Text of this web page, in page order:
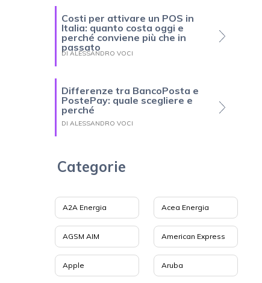
Costi per attivare un POS in
Italia: quanto costa oggi e
perché conviene più che in
passato
DI ALESSANDRO VOCI
Differenze tra BancoPosta e
PostePay: quale scegliere e
perché
DI ALESSANDRO VOCI
Categorie
A2A Energia Acea Energia
AGSM AIM American Express
Apple Aruba